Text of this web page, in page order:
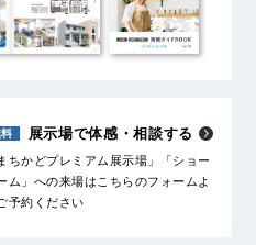
展示場で体感・相談する
まちかどプレミアム展示場」「ショー
ム」への来場はこちらのフォームよ
予約ください